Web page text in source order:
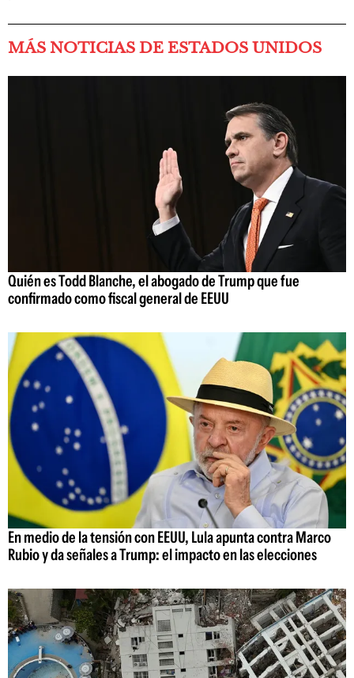
MÁS NOTICIAS DE ESTADOS UNIDOS
Quién es Todd Blanche, el abogado de Trump que fue
confirmado como fiscal general de EEUU
En medio de la tensión con EEUU, Lula apunta contra Marco
Rubio y da señales a Trump: el impacto en las elecciones